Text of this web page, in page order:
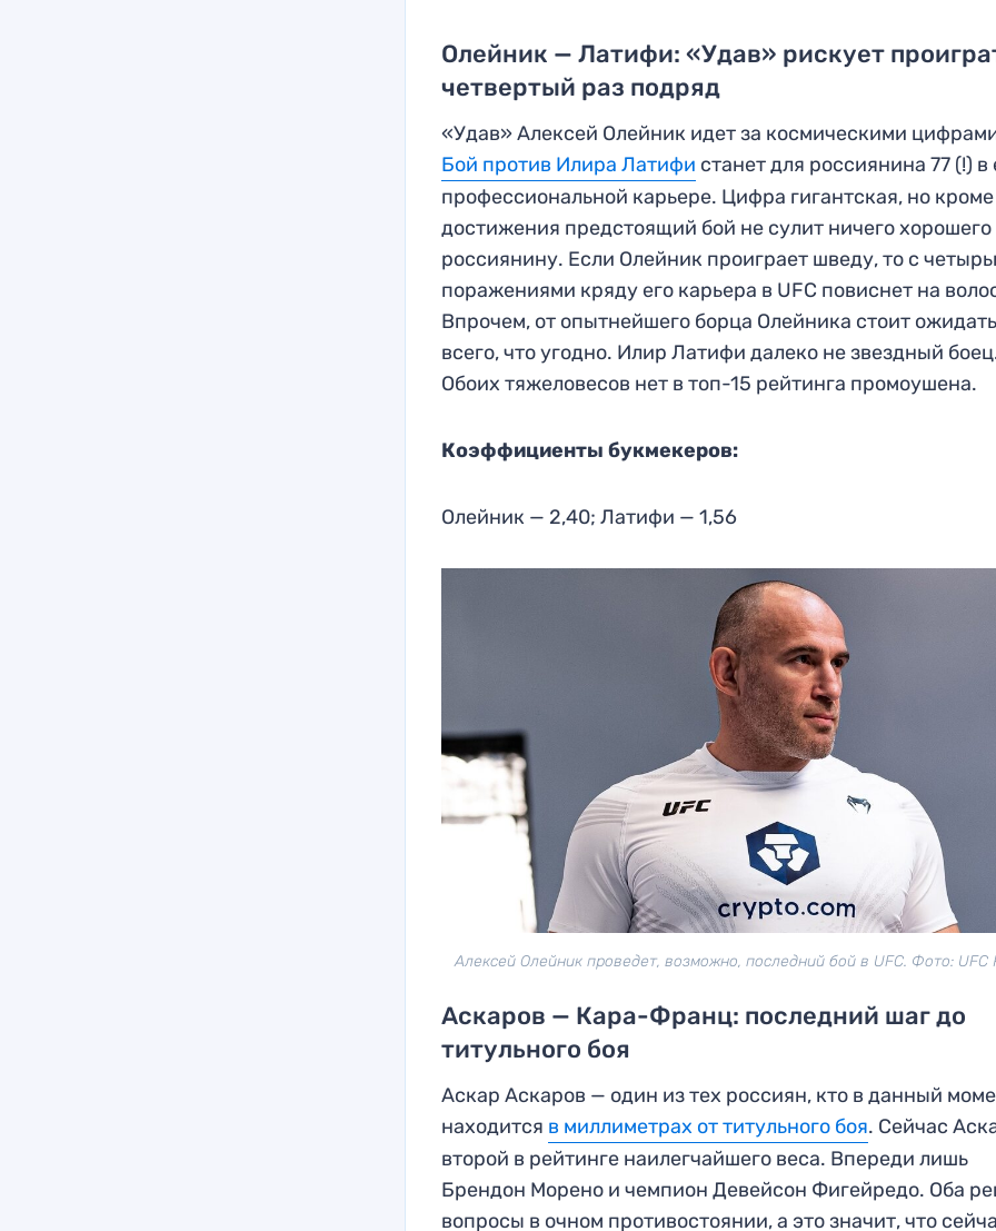
Олейник — Латифи: «Удав» рискует
четвертый раз подряд
«Удав» Алексей Олейник идет за космическими
Бой против Илира Латифи станет для россиянина 77 (!) в
профессиональной карьере. Цифра гигантская, но кроме
достижения предстоящий бой не сулит ничего хорошего
россиянину. Если Олейник проиграет шведу, то с
поражениями кряду его карьера в UFC повиснет на
Впрочем, от опытнейшего борца Олейника стоит ожидать
всего, что угодно. Илир Латифи далеко не звездный
Обоих тяжеловесов нет в топ-15 рейтинга промоушена.
Коэффициенты букмекеров:
Олейник — 2,40; Латифи — 1,56
Алексей Олейник проведет, возможно, последний бой в UFC. Фото: UFC
Аскаров — Кара-Франц: последний шаг до
титульного боя
Аскар Аскаров — один из тех россиян, кто в данный
находится в миллиметрах от титульного боя. Сейчас
второй в рейтинге наилегчайшего веса. Впереди лишь
Брендон Морено и чемпион Девейсон Фигейредо. Оба
вопросы в очном противостоянии, а это значит, что